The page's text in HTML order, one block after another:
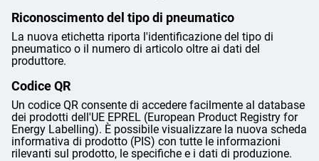
Riconoscimento del tipo di pneumatico
La nuova etichetta riporta l'identificazione del tipo di
pneumatico o il numero di articolo oltre ai dati del
produttore.
Codice QR
Un codice QR consente di accedere facilmente al database
dei prodotti dell'UE EPREL (European Product Registry for
Energy Labelling). È possibile visualizzare la nuova scheda
informativa di prodotto (PIS) con tutte le informazioni
rilevanti sul prodotto, le specifiche e i dati di produzione.